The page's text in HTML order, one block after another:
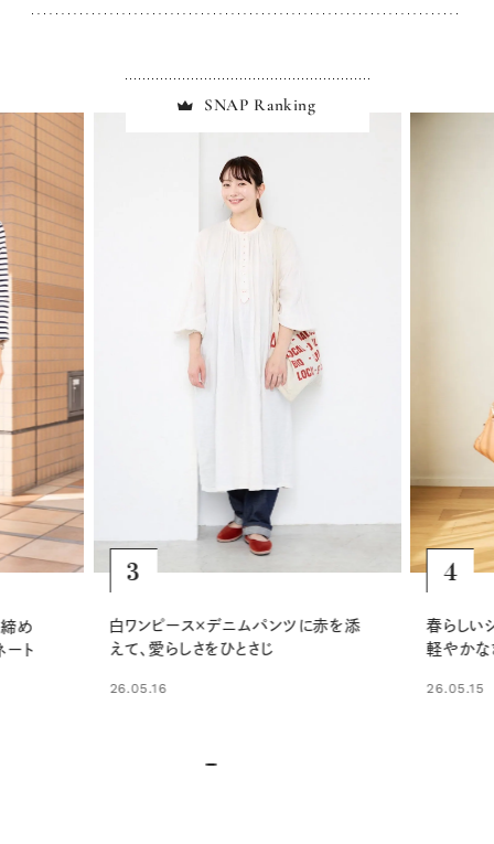
SNAP Ranking
を添
4
春らしいシアーシャツ×白パンツで、
軽やかなきれいめカジュアルに
26.05.15
5
淡いスト
効かせて
26.05.29